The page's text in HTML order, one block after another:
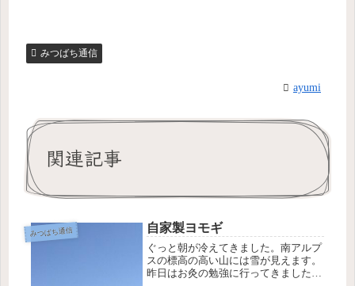
みつばち通信
ayumi
関連記事
みつばち通信 自家製ヨモギ
ぐっと朝が冷えてきました。南アルプ
スの標高の高い山には雪が見えます。
昨日はお灸の勉強に行ってきました。